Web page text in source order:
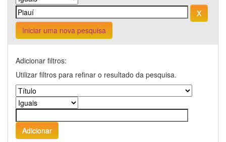
Iniciar uma nova pesquisa
Adicionar filtros:
Utilizar filtros para refinar o resultado da pesquisa.